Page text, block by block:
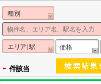
種別
エリア| 駅 価格
- 件該当